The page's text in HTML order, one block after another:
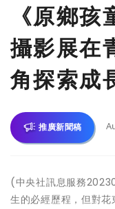
《原鄉
攝影展在
角探索成
推廣新聞稿
(中央社訊息服務
生的必經歷程，但對